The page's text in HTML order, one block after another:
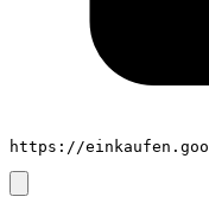
https://